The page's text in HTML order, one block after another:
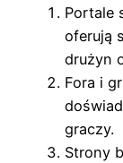
Portale
oferują
drużyn
Fora i
graczy.
Strony